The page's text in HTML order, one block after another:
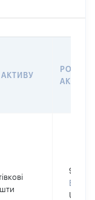
РОЗМІР
АКТИВУ
9000
USD